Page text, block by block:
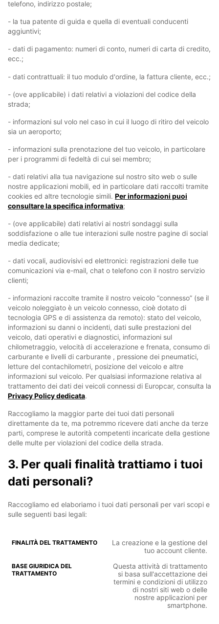
telefono, indirizzo postale;
- la tua patente di guida e quella di eventuali conducenti
aggiuntivi;
- dati di pagamento: numeri di conto, numeri di carta di credito,
ecc.;
- dati contrattuali: il tuo modulo d'ordine, la fattura cliente, ecc.;
- (ove applicabile) i dati relativi a violazioni del codice della
strada;
- informazioni sul volo nel caso in cui il luogo di ritiro del veicolo
sia un aeroporto;
- informazioni sulla prenotazione del tuo veicolo, in particolare
per i programmi di fedeltà di cui sei membro;
- dati relativi alla tua navigazione sul nostro sito web o sulle
nostre applicazioni mobili, ed in particolare dati raccolti tramite
cookies ed altre tecnologie simili. Per informazioni puoi
consultare la specifica informativa;
- (ove applicabile) dati relativi ai nostri sondaggi sulla
soddisfazione o alle tue interazioni sulle nostre pagine di social
media dedicate;
- dati vocali, audiovisivi ed elettronici: registrazioni delle tue
comunicazioni via e-mail, chat o telefono con il nostro servizio
clienti;
- informazioni raccolte tramite il nostro veicolo “connesso” (se il
veicolo noleggiato è un veicolo connesso, cioè dotato di
tecnologia GPS e di assistenza da remoto): stato del veicolo,
informazioni su danni o incidenti, dati sulle prestazioni del
veicolo, dati operativi e diagnostici, informazioni sul
chilometraggio, velocità di accelerazione e frenata, consumo di
carburante e livelli di carburante , pressione dei pneumatici,
letture del contachilometri, posizione del veicolo e altre
informazioni sul veicolo. Per qualsiasi informazione relativa al
trattamento dei dati dei veicoli connessi di Europcar, consulta la
Privacy Policy dedicata.
Raccogliamo la maggior parte dei tuoi dati personali
direttamente da te, ma potremmo ricevere dati anche da terze
parti, comprese le autorità competenti incaricate della gestione
delle multe per violazioni del codice della strada.
3. Per quali finalità trattiamo i tuoi
dati personali?
Raccogliamo ed elaboriamo i tuoi dati personali per vari scopi e
sulle seguenti basi legali:
La creazione e la gestione del
tuo account cliente.
Questa attività di trattamento
si basa sull'accettazione dei
termini e condizioni di utilizzo
di nostri siti web o delle
nostre applicazioni per
smartphone.